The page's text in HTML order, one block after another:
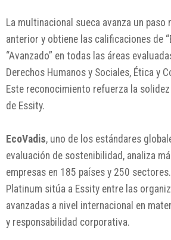
La multinacional sueca avanza un paso
anterior y obtiene las calificaciones de
“Avanzado” en todas las áreas
Derechos Humanos y Sociales, Ética y
Este reconocimiento refuerza la
de Essity.
EcoVadis, uno de los estándares
evaluación de sostenibilidad, analiza
empresas en 185 países y 250
Platinum sitúa a Essity entre las
avanzadas a nivel internacional en
y responsabilidad corporativa.